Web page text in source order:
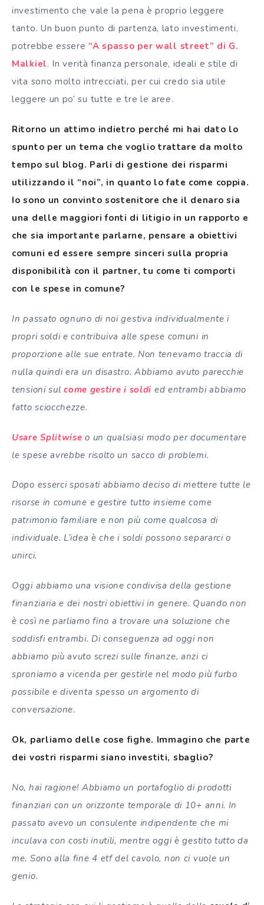
investimento che vale la pena è proprio leggere
tanto. Un buon punto di partenza, lato investimenti,
potrebbe essere “A spasso per wall street” di G.
Malkiel. In verità finanza personale, ideali e stile di
vita sono molto intrecciati, per cui credo sia utile
leggere un po’ su tutte e tre le aree.
Ritorno un attimo indietro perché mi hai dato lo
spunto per un tema che voglio trattare da molto
tempo sul blog. Parli di gestione dei risparmi
utilizzando il “noi”, in quanto lo fate come coppia.
Io sono un convinto sostenitore che il denaro sia
una delle maggiori fonti di litigio in un rapporto e
che sia importante parlarne, pensare a obiettivi
comuni ed essere sempre sinceri sulla propria
disponibilità con il partner, tu come ti comporti
con le spese in comune?
In passato ognuno di noi gestiva individualmente i
propri soldi e contribuiva alle spese comuni in
proporzione alle sue entrate. Non tenevamo traccia di
nulla quindi era un disastro. Abbiamo avuto parecchie
tensioni sulcome gestire i soldi ed entrambi abbiamo
fatto sciocchezze.
Usare Splitwise o un qualsiasi modo per documentare
le spese avrebbe risolto un sacco di problemi.
Dopo esserci sposati abbiamo deciso di mettere tutte le
risorse in comune e gestire tutto insieme come
patrimonio familiare e non più come qualcosa di
individuale. L’idea è che i soldi possono separarci o
unirci.
Oggi abbiamo una visione condivisa della gestione
finanziaria e dei nostri obiettivi in genere. Quando non
è così ne parliamo fino a trovare una soluzione che
soddisfi entrambi. Di conseguenza ad oggi non
abbiamo più avuto screzi sulle finanze, anzi ci
sproniamo a vicenda per gestirle nel modo più furbo
possibile e diventa spesso un argomento di
conversazione.
Ok, parliamo delle cose fighe. Immagino che parte
dei vostri risparmi siano investiti, sbaglio?
No, hai ragione! Abbiamo un portafoglio di prodotti
finanziari con un orizzonte temporale di 10+ anni. In
passato avevo un consulente indipendente che mi
inculava con costi inutili, mentre oggi è gestito tutto da
me. Sono alla fine 4 etf del cavolo, non ci vuole un
genio.